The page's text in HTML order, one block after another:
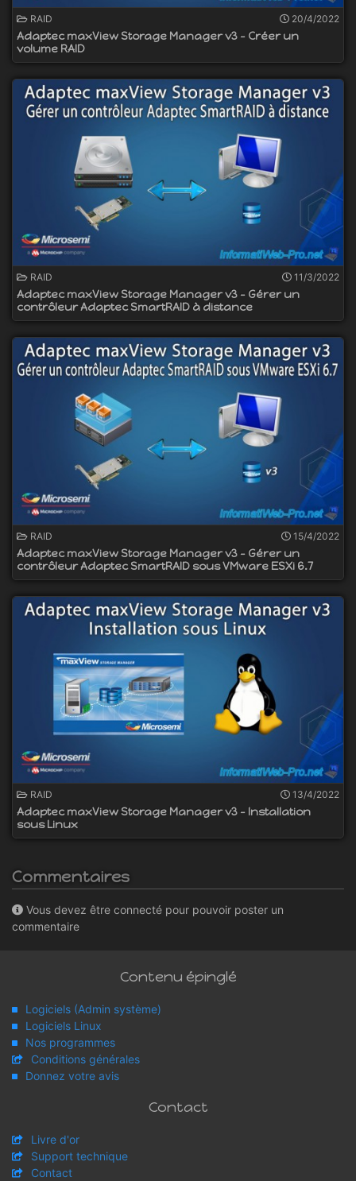
RAID 20/4/2022
Adaptec maxView Storage Manager v3 - Créer un
volume RAID
RAID 11/3/2022
Adaptec maxView Storage Manager v3 - Gérer un
contrôleur Adaptec SmartRAID à distance
RAID 15/4/2022
Adaptec maxView Storage Manager v3 - Gérer un
contrôleur Adaptec SmartRAID sous VMware ESXi 6.7
RAID 13/4/2022
Adaptec maxView Storage Manager v3 - Installation
sous Linux
Commentaires
Vous devez être connecté pour pouvoir poster un
commentaire
Contenu épinglé
Logiciels (Admin système)
Logiciels Linux
Nos programmes
Conditions générales
Donnez votre avis
Contact
Livre d'or
Support technique
Contact